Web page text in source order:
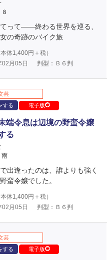
って――終わる世界を巡る、
の奇跡のバイク旅
体1,400円＋税）
月05日
判型：Ｂ６判
芸
する
電子版
端令息は辺境の野蛮令嬢
る
出逢ったのは、誰よりも強く
蛮令嬢でした。
体1,400円＋税）
月05日
判型：Ｂ６判
芸
する
電子版